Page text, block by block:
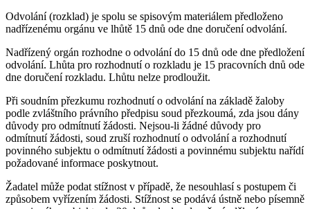
Odvolání (rozklad) je spolu se spisovým materiálem předloženo
nadřízenému orgánu ve lhůtě 15 dnů ode dne doručení odvolání.
Nadřízený orgán rozhodne o odvolání do 15 dnů ode dne předložení
odvolání. Lhůta pro rozhodnutí o rozkladu je 15 pracovních dnů ode
dne doručení rozkladu. Lhůtu nelze prodloužit.
Při soudním přezkumu rozhodnutí o odvolání na základě žaloby
podle zvláštního právního předpisu soud přezkoumá, zda jsou dány
důvody pro odmítnutí žádosti. Nejsou-li žádné důvody pro
odmítnutí žádosti, soud zruší rozhodnutí o odvolání a rozhodnutí
povinného subjektu o odmítnutí žádosti a povinnému subjektu nařídí
požadované informace poskytnout.
Žadatel může podat stížnost v případě, že nesouhlasí s postupem či
způsobem vyřízením žádosti. Stížnost se podává ústně nebo písemně